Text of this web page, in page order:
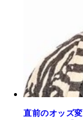
直前のオッズ